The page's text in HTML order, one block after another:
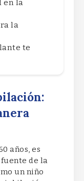
en la
la
te
años, es
de la
un niño